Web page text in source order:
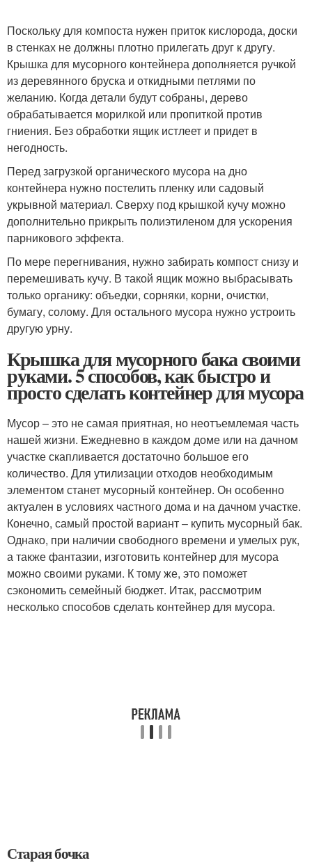
Поскольку для компоста нужен приток кислорода, доски
в стенках не должны плотно прилегать друг к другу.
Крышка для мусорного контейнера дополняется ручкой
из деревянного бруска и откидными петлями по
желанию. Когда детали будут собраны, дерево
обрабатывается морилкой или пропиткой против
гниения. Без обработки ящик истлеет и придет в
негодность.
Перед загрузкой органического мусора на дно
контейнера нужно постелить пленку или садовый
укрывной материал. Сверху под крышкой кучу можно
дополнительно прикрыть полиэтиленом для ускорения
парникового эффекта.
По мере перегнивания, нужно забирать компост снизу и
перемешивать кучу. В такой ящик можно выбрасывать
только органику: объедки, сорняки, корни, очистки,
бумагу, солому. Для остального мусора нужно устроить
другую урну.
Крышка для мусорного бака своими
руками. 5 способов, как быстро и
просто сделать контейнер для мусора
Мусор – это не самая приятная, но неотъемлемая часть
нашей жизни. Ежедневно в каждом доме или на дачном
участке скапливается достаточно большое его
количество. Для утилизации отходов необходимым
элементом станет мусорный контейнер. Он особенно
актуален в условиях частного дома и на дачном участке.
Конечно, самый простой вариант – купить мусорный бак.
Однако, при наличии свободного времени и умелых рук,
а также фантазии, изготовить контейнер для мусора
можно своими руками. К тому же, это поможет
сэкономить семейный бюджет. Итак, рассмотрим
несколько способов сделать контейнер для мусора.
Старая бочка